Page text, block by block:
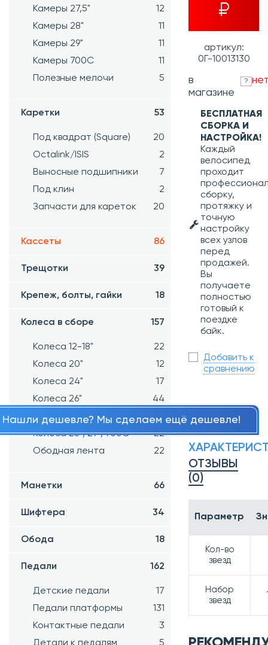
Камеры 27,5"
12
Камеры 28"
11
Камеры 29"
11
Камеры 700C
11
Полезные мелочи
5
Каретки 53
Под квадрат (Square)
20
Octalink/ISIS
2
Выносные подшипники
7
Под клин
2
Запчасти для кареток
20
Кассеты 86
Трещотки 39
Крепеж, болты, гайки 18
Колеса в сборе 157
Колеса 12-18"
22
Колеса 20"
12
Колеса 24"
17
Колеса 26"
44
Колеса 27,5"
18
Колеса 28", 29", 700С
22
Ободная лента
22
Манетки 66
Шифтера 34
Обода 18
Педали 162
Детские педали
17
Педали платформы
131
Контактные педали
3
₽
артикул:
0Г-10013130
в
магазине
?
БЕСПЛАТНАЯ
СБОРКА И
НАСТРОЙКА!
Каждый
велосипед
проходит
сборку,
протяжку и
точную
настройку
всех узлов
перед
продажей.
Вы
получаете
полностью
готовый к
поездке
байк.
Добавить к
сравнению
Нашли дешевле? Мы сделаем ещё дешевле!
ОТЗЫВЫ
(0)
Параметр
Кол-во
звезд
Набор
звезд